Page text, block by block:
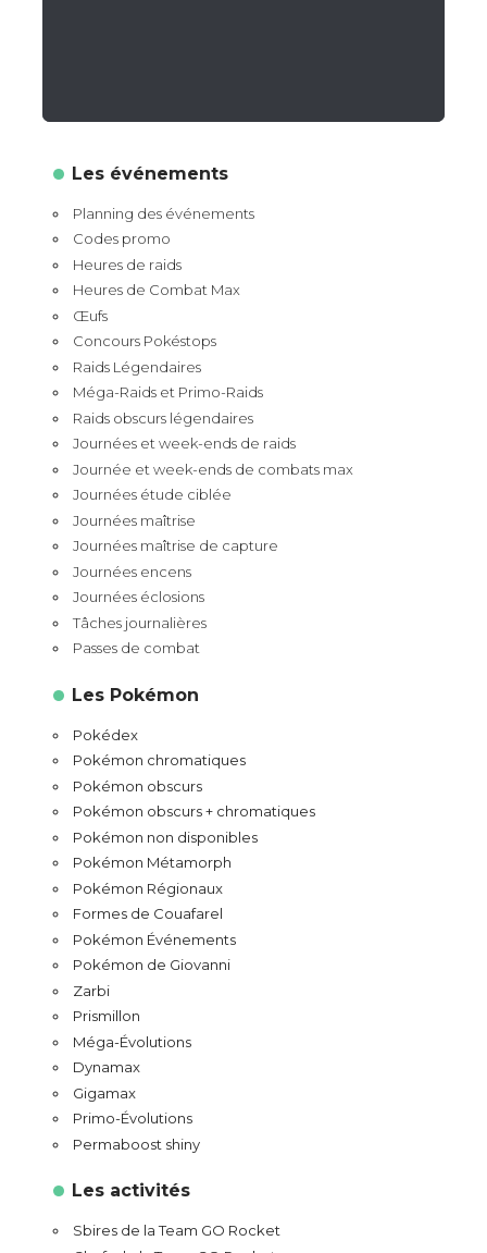
Les événements
Planning des événements
Codes promo
Heures de raids
Heures de Combat Max
Œufs
Concours Pokéstops
Raids Légendaires
Méga-Raids et Primo-Raids
Raids obscurs légendaires
Journées et week-ends de raids
Journée et week-ends de combats max
Journées étude ciblée
Journées maîtrise
Journées maîtrise de capture
Journées encens
Journées éclosions
Tâches journalières
Passes de combat
Les Pokémon
Pokédex
Pokémon chromatiques
Pokémon obscurs
Pokémon obscurs + chromatiques
Pokémon non disponibles
Pokémon Métamorph
Pokémon Régionaux
Formes de Couafarel
Pokémon Événements
Pokémon de Giovanni
Zarbi
Prismillon
Méga-Évolutions
Dynamax
Gigamax
Primo-Évolutions
Permaboost shiny
Les activités
Sbires de la Team GO Rocket